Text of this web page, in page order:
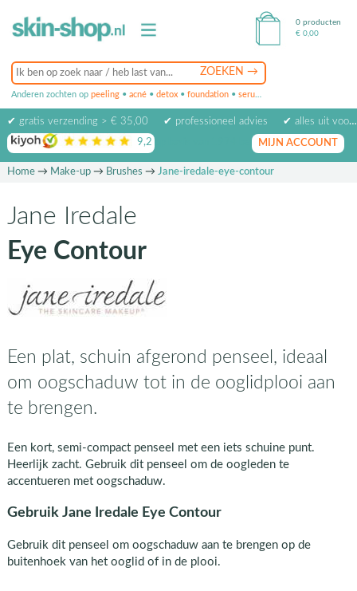
Anderen zochten op peeling • acné • detox • foundation • serum
0 producten
€ 0,00
✔ gratis verzending > € 35,00 ✔ professioneel advies
✔ alles uit voorraad leverbaar
9,2 op basis van beoordelingen
MIJN ACCOUNT
Home→ Make-up→ Brushes → Jane-iredale-eye-contour
Jane Iredale
Eye Contour
Een plat, schuin afgerond penseel, ideaal
om oogschaduw tot in de ooglidplooi aan
te brengen.
Een kort, semi-compact penseel met een iets schuine punt.
Heerlijk zacht. Gebruik dit penseel om de oogleden te
accentueren met oogschaduw.
Gebruik Jane Iredale Eye Contour
Gebruik dit penseel om oogschaduw aan te brengen op de
buitenhoek van het ooglid of in de plooi.